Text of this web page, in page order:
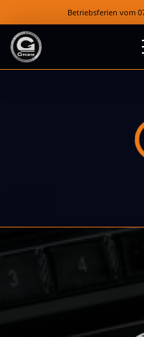
Betriebsferien vom